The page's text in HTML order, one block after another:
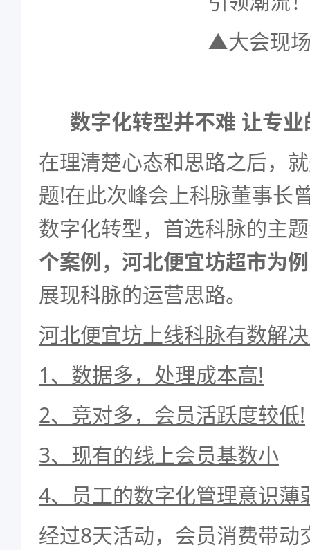
▲大会现
数字化转型并不难 让专
在理清楚心态和思路之后，
题!在此次峰会上科脉董事长
数字化转型，首选科脉的主
个案例，河北便宜坊超市为例
展现科脉的运营思路。
河北便宜坊上线科脉有数解
1、数据多，处理成本高!
2、竞对多，会员活跃度较低!
3、现有的线上会员基数小
4、员工的数字化管理意识薄
经过8天活动，会员消费带动